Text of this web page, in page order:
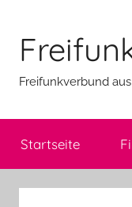
springen
Freifunkverbund
Startseite